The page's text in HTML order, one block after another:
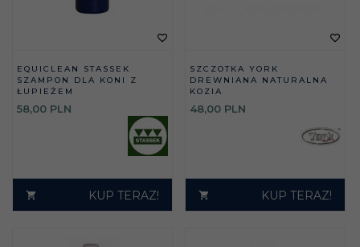
EQUICLEAN STASSEK
SZAMPON DLA KONI Z
ŁUPIEŻEM
58,00 PLN
KUP TERAZ!
SZCZOTKA YORK
DREWNIANA NATURALNA
KOZIA
48,00 PLN
KUP TERAZ!